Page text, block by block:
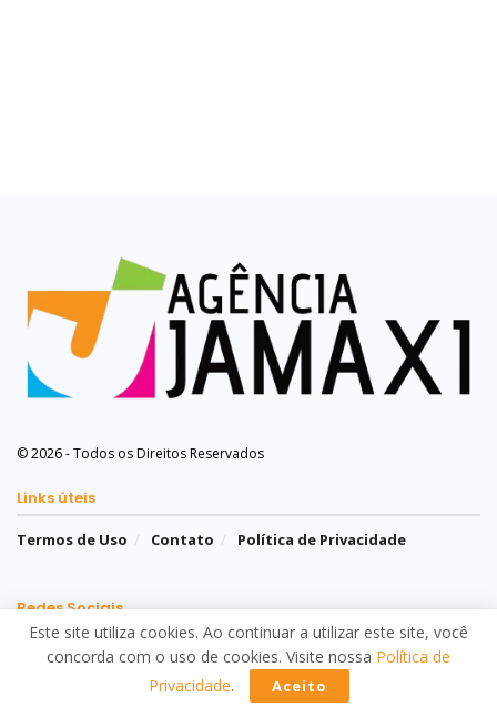
© 2026 - Todos os Direitos Reservados
Links úteis
Termos de Uso Contato Política de Privacidade
Redes Sociais
Este site utiliza cookies. Ao continuar a utilizar este site, você
concorda com o uso de cookies. Visite nossa Política de
Privacidade. Aceito